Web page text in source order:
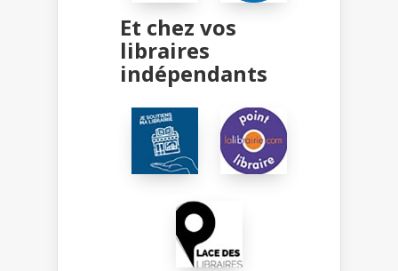
Et chez vos
libraires
indépendants